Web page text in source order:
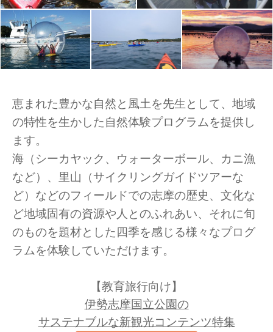
恵まれた豊かな自然と風土を先生として、地域
の特性を生かした自然体験プログラムを提供し
ます。
海（シーカヤック、ウォーターボール、カニ漁
など）、里山（サイクリングガイドツアーな
ど）などのフィールドでの志摩の歴史、文化な
ど地域固有の資源や人とのふれあい、それに旬
のものを題材とした四季を感じる様々なプログ
ラムを体験していただけます。
【教育旅行向け】
伊勢志摩国立公園の
サステナブルな新観光コンテンツ特集